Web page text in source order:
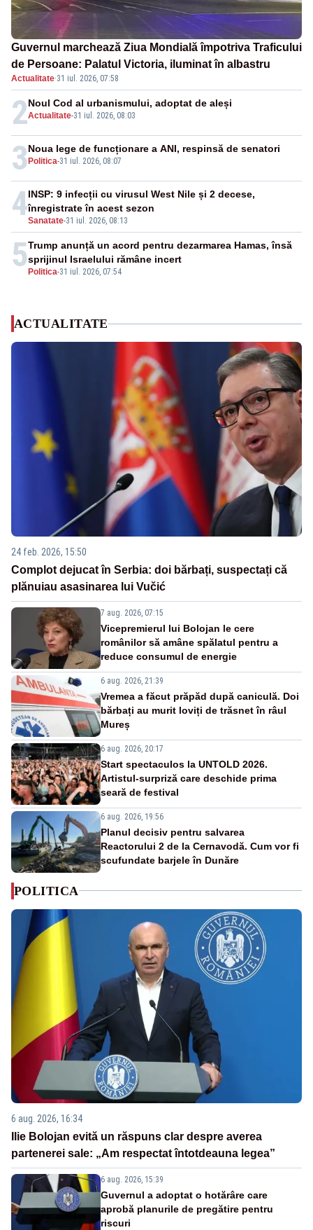
Guvernul marchează Ziua Mondială împotriva Traficului
de Persoane: Palatul Victoria, iluminat în albastru
Actualitate·31 iul. 2026, 07:58
2Actualitate-31 iul. 2026, 08:03
Noul Cod al urbanismului, adoptat de aleși
3 Politica-31 iul. 2026, 08:07
Noua lege de funcționare a ANI, respinsă de senatori
4Sanatate-31 iul. 2026, 08:13
INSP: 9 infecții cu virusul West Nile și 2 decese,
înregistrate în acest sezon
5 Politica-31 iul. 2026, 07:54
Trump anunță un acord pentru dezarmarea Hamas, însă
sprijinul Israelului rămâne incert
ACTUALITATE
24 feb. 2026, 15:50
Complot dejucat în Serbia: doi bărbați, suspectați că
plănuiau asasinarea lui Vučić
7 aug. 2026, 07:15
Vicepremierul lui Bolojan le cere
românilor să amâne spălatul pentru a
reduce consumul de energie
6 aug. 2026, 21:39
Vremea a făcut prăpăd după caniculă. Doi
bărbați au murit loviți de trăsnet în râul
Mureș
6 aug. 2026, 20:17
Start spectaculos la UNTOLD 2026.
Artistul-surpriză care deschide prima
seară de festival
6 aug. 2026, 19:56
Planul decisiv pentru salvarea
Reactorului 2 de la Cernavodă. Cum vor fi
scufundate barjele în Dunăre
POLITICA
6 aug. 2026, 16:34
Ilie Bolojan evită un răspuns clar despre averea
partenerei sale: „Am respectat întotdeauna legea”
6 aug. 2026, 15:39
Guvernul a adoptat o hotărâre care
aprobă planurile de pregătire pentru
riscuri